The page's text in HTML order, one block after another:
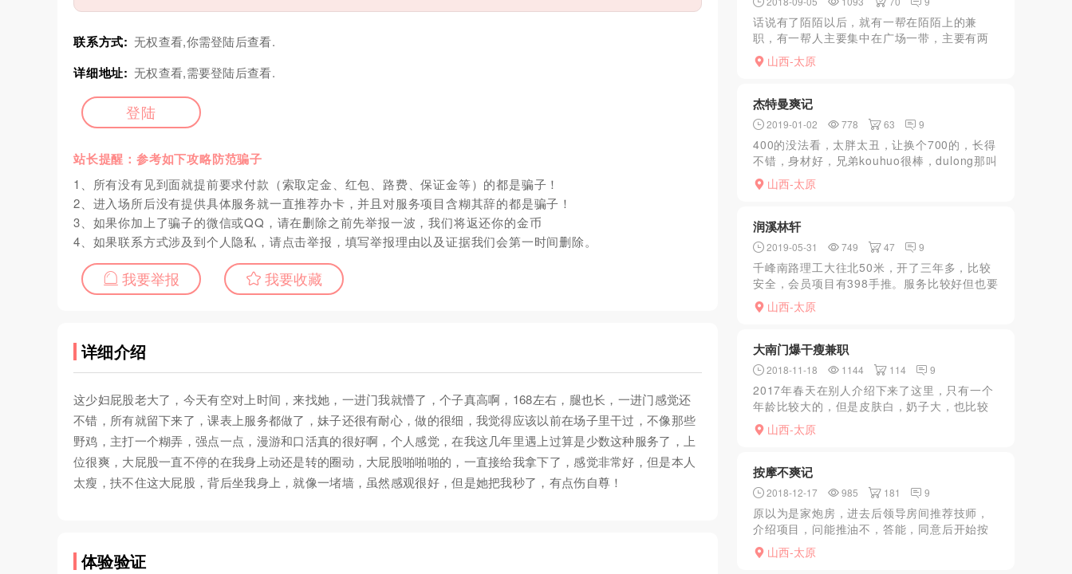
联系方式: 无权查看,你需登陆后查看.
详细地址: 无权查看,需要登陆后查看.
登陆
站长提醒：参考如下攻略防范骗子
1、所有没有见到面就提前要求付款（索取定金、红包、路费、保证金等）的都是骗子！
2、进入场所后没有提供具体服务就一直推荐办卡，并且对服务项目含糊其辞的都是骗子！
3、如果你加上了骗子的微信或QQ，请在删除之前先举报一波，我们将返还你的金币
4、如果联系方式涉及到个人隐私，请点击举报，填写举报理由以及证据我们会第一时间删除。
我要举报 我要收藏
详细介绍
这少妇屁股老大了，今天有空对上时间，来找她，一进门我就懵了，个子真高啊，168左右，腿也长，一进门感觉还
不错，所有就留下来了，课表上服务都做了，妹子还很有耐心，做的很细，我觉得应该以前在场子里干过，不像那些
野鸡，主打一个糊弄，强点一点，漫游和口活真的很好啊，个人感觉，在我这几年里遇上过算是少数这种服务了，上
位很爽，大屁股一直不停的在我身上动还是转的圈动，大屁股啪啪啪的，一直接给我拿下了，感觉非常好，但是本人
太瘦，扶不住这大屁股，背后坐我身上，就像一堵墙，虽然感观很好，但是她把我秒了，有点伤自尊！
体验验证
话说有了陌陌以后，就有一帮在陌陌上的兼
职，有一帮人主要集中在广场一带，主要有两
大片地区。一片地区在长途汽车站后面，迎泽
南街附近。另一片在并州饭店后面。以中老年
山西-太原
杰特曼爽记
2019-01-02 778 63 9
400的没法看，太胖太丑，让换个700的，长得
不错，身材好，兄弟kouhuo很棒，dulong那叫
一个爽，差点给口出来，提枪进洞，不是很
紧，还凑合，kouhuo值得拥有。400的没...
山西-太原
润溪林轩
2019-05-31 749 47 9
千峰南路理工大往北50米，开了三年多，比较
安全，会员项目有398手推。服务比较好但也要
看技师，77号技师不错年轻漂亮重点是kouhuo
好，舌头回裹着龟头摩擦相当享受。如果经常
山西-太原
大南门爆干瘦兼职
2018-11-18 1144 114 9
2017年春天在别人介绍下来了这里，只有一个
年龄比较大的，但是皮肤白，奶子大，也比较
骚，怎么都配合，总之玩的还比较尽兴。就是
女的可能刚吃了火腿，嘴里一股火腿味道，很
山西-太原
按摩不爽记
2018-12-17 985 181 9
原以为是家炮房，进去后领导房间推荐技师，
介绍项目，问能推油不，答能，同意后开始按
摩，全身按摩后结束，问推油呢？答已经全身
推油了，晕！
山西-太原